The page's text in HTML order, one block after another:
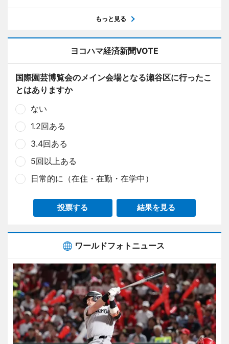
もっと見る
ヨコハマ経済新聞VOTE
国際園芸博覧会のメイン会場となる瀬谷区に行ったこ
とはありますか
ない
1.2回ある
3.4回ある
5回以上ある
日常的に（在住・在勤・在学中）
投票する 結果を見る
ワールドフォトニュース